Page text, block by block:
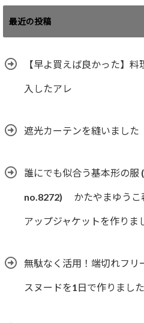
最近の投稿
【早よ買えば良かった】
入したアレ
遮光カーテンを縫いました
誰にでも似合う基本形の服
no.8272) かたやまゆう
アップジャケットを作りま
無駄なく活用！端切れフリ
スヌードを1日で作りました